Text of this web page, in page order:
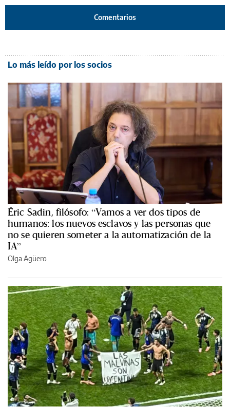
Comentarios
Lo más leído por los socios
Èric Sadin, filósofo: “Vamos a ver dos tipos de
humanos: los nuevos esclavos y las personas que
no se quieren someter a la automatización de la
IA”
Olga Agüero